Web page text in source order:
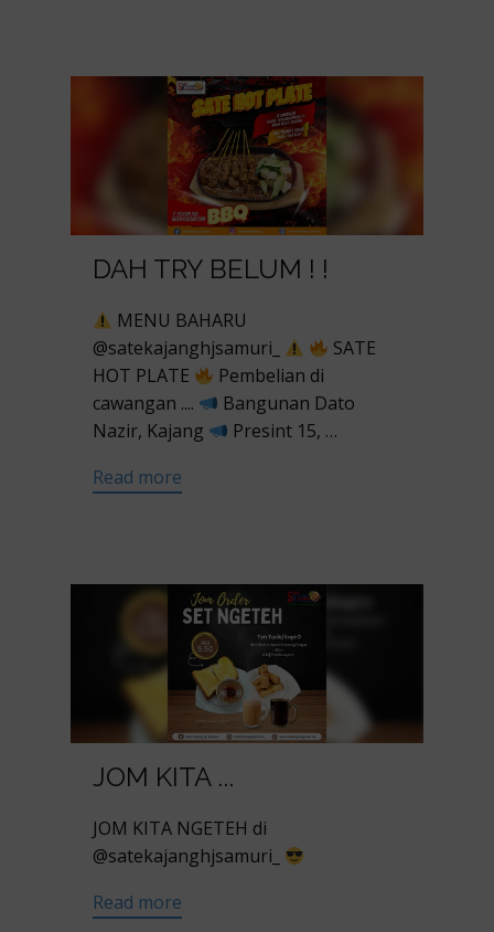
DAH TRY BELUM ! !
MENU BAHARU
@satekajanghjsamuri_
SATE
HOT PLATE
Pembelian di
cawangan ....
Bangunan Dato
Nazir, Kajang
Presint 15, …
Read more
JOM KITA ...
JOM KITA NGETEH di
@satekajanghjsamuri_
Read more